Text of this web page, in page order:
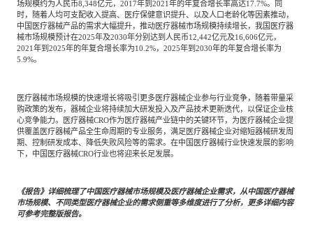
场规模约为人民币8,348亿元，2017年到2021年的年复合增长率高达17.7%。同
时，随着人均可支配收入提高、医疗保健意识提升、以及人口老龄化等因素推动，
中国医疗器械产品的需求大幅提升，推动医疗器械市场规模持续增长，我国医疗器
械市场规模预计在2025年及2030年分别达到人民币12,442亿元及16,606亿元，
2021年到2025年的年复合增长率为10.2%，2025年到2030年的年复合增长率为
5.9%。
医疗器械市场规模的快速增长将吸引更多医疗器械企业参与行业竞争，随着带量采
购政策的发布，器械企业将持续加大研发投入及产品技术更新迭代，以保证企业核
心竞争能力。医疗器械CRO作为医疗器械产业链中的关键环节，为医疗器械企业提
供覆盖医疗器械产品全生命周期的专业服务，满足医疗器械企业对缩短器械研发周
期、控制研发成本、降低失败风险等的需求。在中国医疗器械行业快速发展的影响
下，中国医疗器械CRO行业也将迎来长足发展。
《报告》详细梳理了中国医疗器械市场规模及医疗器械企业需求，从中国医疗器械
市场规模、不同类型医疗器械企业的需求侧重等多维度进行了分析，更多详细内容
可参考完整版报告。